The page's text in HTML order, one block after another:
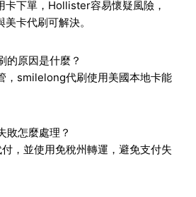
卡下單，Hollister容易懷疑風險，
卡代刷可解決。
的原因是什麼？
，smilelong代刷使用美國本地卡能
敗怎麼處理？
，並使用免稅州轉運，避免支付失